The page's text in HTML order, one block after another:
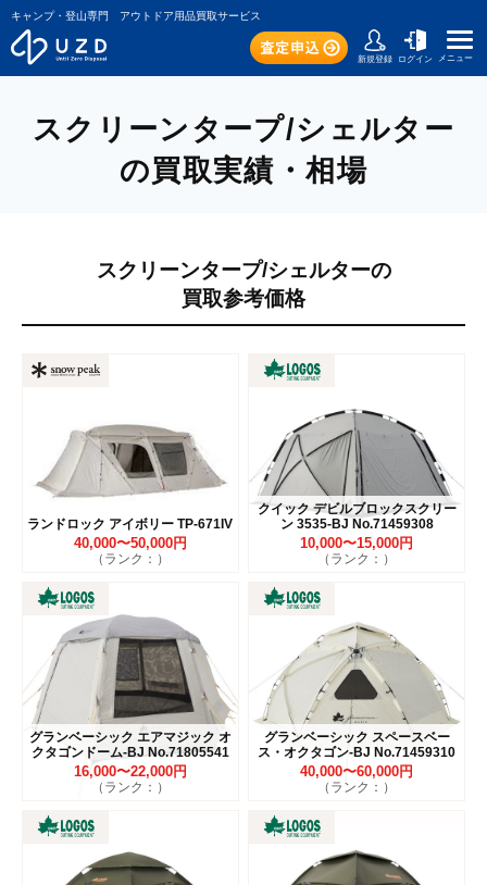
キャンプ・登山専門 アウトドア用品買取サービス
新規登録 ログイン メニュー
スクリーンタープ/シェルター
の買取実績・相場
スクリーンタープ/シェルターの
買取参考価格
ランドロック アイボリー TP-671IV
40,000〜50,000円
（ランク：）
クイック デビルブロックスクリー
ン 3535-BJ No.71459308
10,000〜15,000円
（ランク：）
グランベーシック エアマジック オ
クタゴンドーム-BJ No.71805541
16,000〜22,000円
（ランク：）
グランベーシック スペースベー
ス・オクタゴン-BJ No.71459310
40,000〜60,000円
（ランク：）